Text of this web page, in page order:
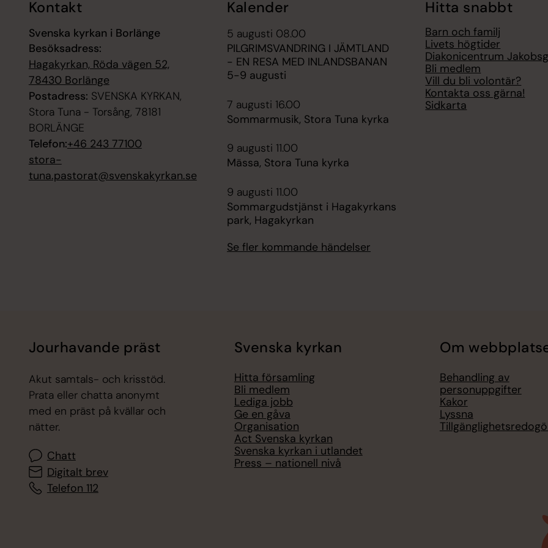
Kontakt
Svenska kyrkan i Borlänge
Besöksadress:
Hagakyrkan, Röda vägen 52,
78430 Borlänge
Postadress: SVENSKA KYRKAN,
Stora Tuna - Torsång, 78181
BORLÄNGE
Telefon:+46 243 77100
stora-
tuna.pastorat@svenskakyrkan.se
Kalender
5 augusti 08.00
PILGRIMSVANDRING I JÄMTLAND
- EN RESA MED INLANDSBANAN
5-9 augusti
7 augusti 16.00
Sommarmusik, Stora Tuna kyrka
9 augusti 11.00
Mässa, Stora Tuna kyrka
9 augusti 11.00
Sommargudstjänst i Hagakyrkans
park, Hagakyrkan
Se fler kommande händelser
Hitta snabbt
Barn och familj
Livets högtider
Diakonicentrum
Bli medlem
Vill du bli volontär?
Kontakta oss gärna!
Sidkarta
Jourhavande präst
Akut samtals- och krisstöd.
Prata eller chatta anonymt
med en präst på kvällar och
nätter.
Chatt
Digitalt brev
Telefon 112
Svenska kyrkan
Hitta församling
Bli medlem
Lediga jobb
Ge en gåva
Organisation
Act Svenska kyrkan
Svenska kyrkan i utlandet
Press – nationell nivå
Om
Behandling av
personuppgifter
Kakor
Lyssna